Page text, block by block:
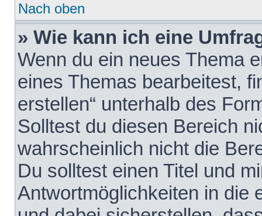
Nach oben
» Wie kann ich eine
Wenn du ein neues Thema
eines Themas bearbeitest,
erstellen“ unterhalb des
Solltest du diesen Bereich
wahrscheinlich nicht die
Du solltest einen Titel und
Antwortmöglichkeiten in die